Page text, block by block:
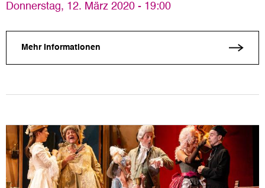
Donnerstag, 12. März 2020 - 19:00
Mehr Informationen